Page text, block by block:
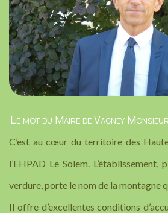
Le mot du Maire de Vagney
C’est au cœur du territoire des
l’EHPAD Le Solem. L’établissement,
verdure, porte le nom de la montagne
Il offre d’excellentes conditions